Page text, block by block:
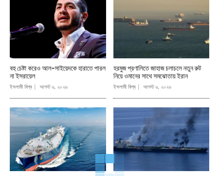
বহু চেষ্টা করেও আল-সাইয়েদকে হারাতে পারল
না ইসরায়েল
ইসলামী বিশ্ব আগস্ট ৬, ২০২৬
হরমুজ প্রণালিতে জাহাজ চলাচলে নতুন রুট
নিয়ে ওমানের সাথে সমঝোতায় ইরান
ইসলামী বিশ্ব আগস্ট ৬, ২০২৬